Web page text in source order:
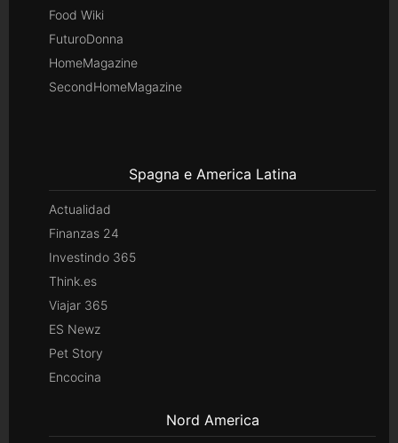
Food Wiki
FuturoDonna
HomeMagazine
SecondHomeMagazine
Spagna e America Latina
Actualidad
Finanzas 24
Investindo 365
Think.es
Viajar 365
ES Newz
Pet Story
Encocina
Nord America